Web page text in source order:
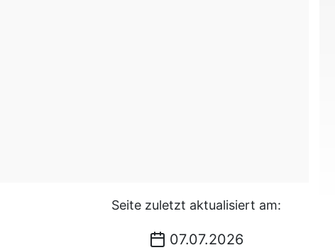
Seite zuletzt aktualisiert am:
07.07.2026